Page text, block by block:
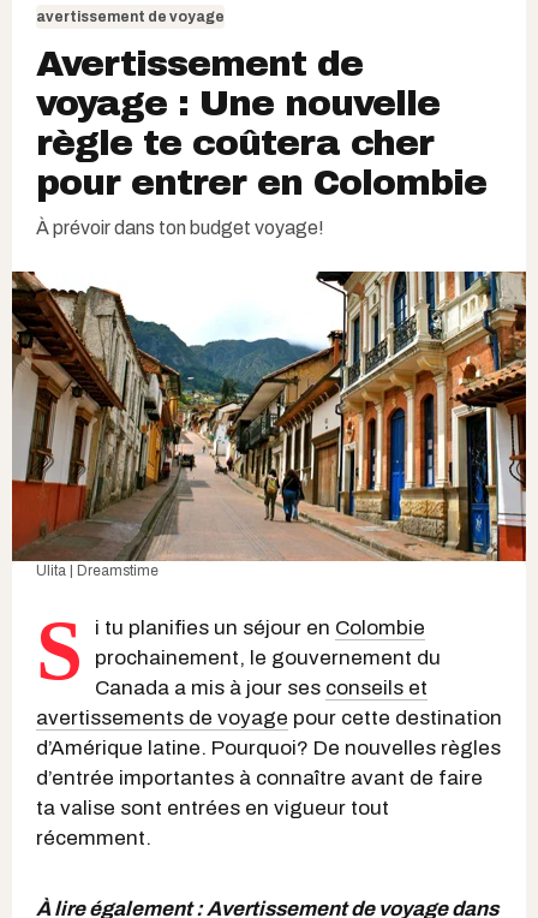
avertissement de voyage
Avertissement de
voyage : Une nouvelle
règle te coûtera cher
pour entrer en Colombie
À prévoir dans ton budget voyage!
Ulita | Dreamstime
S i tu planifies un séjour en Colombie
prochainement, le gouvernement du
Canada a mis à jour ses conseils et
avertissements de voyage pour cette destination
d’Amérique latine. Pourquoi? De nouvelles règles
d’entrée importantes à connaître avant de faire
ta valise sont entrées en vigueur tout
récemment.
À lire également :Avertissement de voyage dans